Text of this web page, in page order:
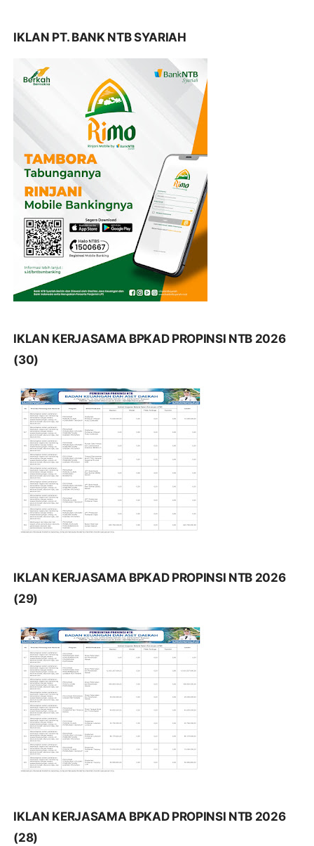
IKLAN PT. BANK NTB SYARIAH
IKLAN KERJASAMA BPKAD PROPINSI NTB 2026
(30)
IKLAN KERJASAMA BPKAD PROPINSI NTB 2026
(29)
IKLAN KERJASAMA BPKAD PROPINSI NTB 2026
(28)